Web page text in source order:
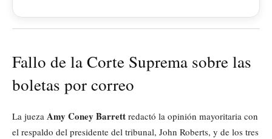
Fallo de la Corte Suprema sobre las
boletas por correo
La jueza Amy Coney Barrett redactó la opinión mayoritaria con
el respaldo del presidente del tribunal, John Roberts, y de los tres